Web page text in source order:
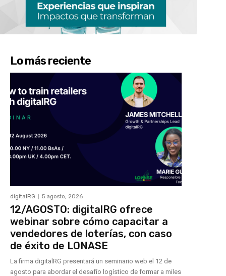
Lo más reciente
digitalRG 5 agosto, 2026
12/AGOSTO: digitalRG ofrece
webinar sobre cómo capacitar a
vendedores de loterías, con caso
de éxito de LONASE
La firma digitalRG presentará un seminario web el 12 de
agosto para abordar el desafío logístico de formar a miles